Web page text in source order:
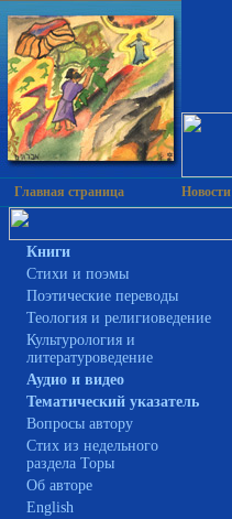
Главная страница Новости
Книги
Cтихи и поэмы
Поэтические переводы
Теология и религиоведение
Культурология и
литературоведение
Аудио и видео
Тематический указатель
Вопросы автору
Стих из недельного
раздела Торы
Об авторе
English